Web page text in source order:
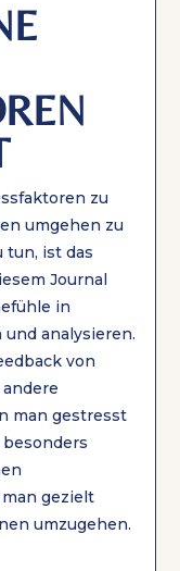
zu
umgehen zu
tun, ist das
Journal
in
analysieren.
von
man gestresst
gezielt
umzugehen.